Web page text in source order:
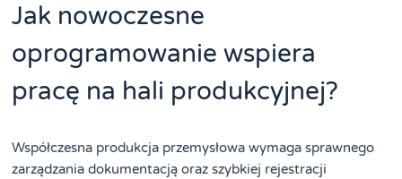
Jak nowoczesne
oprogramowanie wspiera
pracę na hali produkcyjnej?
Współczesna produkcja przemysłowa wymaga sprawnego
zarządzania dokumentacją oraz szybkiej rejestracji